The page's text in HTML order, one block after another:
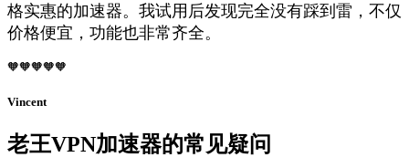
格实惠的加速器。我试用后发现完全没有踩到雷，不仅
价格便宜，功能也非常齐全。
🧡🧡🧡🧡🧡
Vincent
老王VPN加速器的常见疑问